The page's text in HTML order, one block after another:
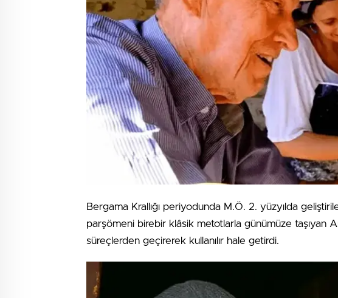
Bergama Krallığı periyodunda M.Ö. 2. yüzyılda
parşömeni birebir klâsik metotlarla günümüze taşıyan
süreçlerden geçirerek kullanılır hale getirdi.